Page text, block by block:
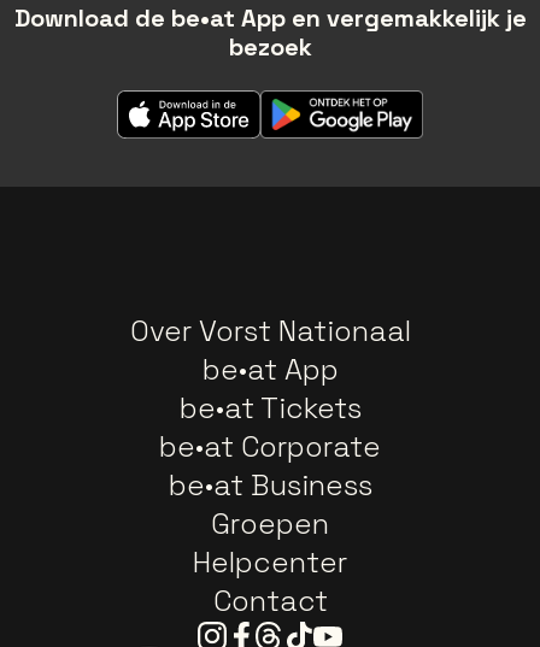
Download de be•at App en vergemakkelijk je
bezoek
Over Vorst Nationaal
be•at App
be•at Tickets
be•at Corporate
be•at Business
Groepen
Helpcenter
Contact
Instagram
Facebook
Threads
TiktokYoutube